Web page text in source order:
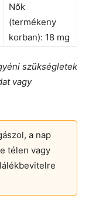
Nők
(termékeny
korban): 18 mg
szükségletek
vagy
a nap
télen vagy